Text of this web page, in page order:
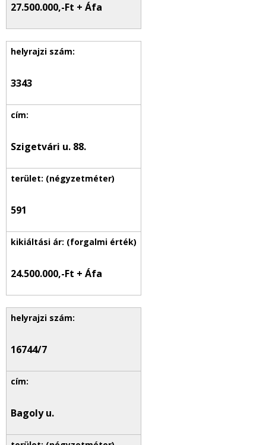
27.500.000,-Ft + Áfa
3343
Szigetvári u. 88.
591
24.500.000,-Ft + Áfa
16744/7
Bagoly u.